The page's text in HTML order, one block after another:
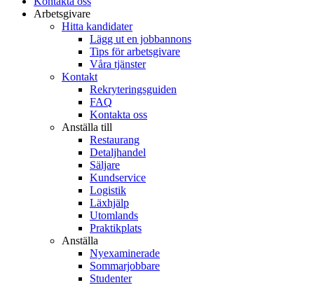
Arbetsgivare
Hitta kandidater
Lägg ut en jobbannons
Tips för arbetsgivare
Våra tjänster
Kontakt
Rekryteringsguiden
FAQ
Kontakta oss
Anställa till
Restaurang
Detaljhandel
Säljare
Kundservice
Logistik
Läxhjälp
Utomlands
Praktikplats
Anställa
Nyexaminerade
Sommarjobbare
Studenter